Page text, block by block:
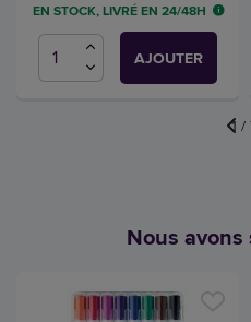
EN STOCK, LIVRÉ EN 24/48H
AJOUTER
1 /
Nous